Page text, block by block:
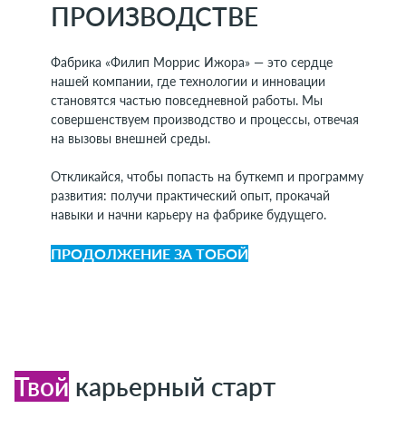
ПРОИЗВОДСТВЕ
Фабрика «Филип Моррис Ижора» — это сердце
нашей компании, где технологии и инновации
становятся частью повседневной работы. Мы
совершенствуем производство и процессы, отвечая
на вызовы внешней среды.​
Откликайся, чтобы попасть на буткемп и программу
развития: получи практический опыт, прокачай
навыки и начни карьеру на фабрике будущего.
ПРОДОЛЖЕНИЕ ЗА ТОБОЙ
Твой карьерный старт